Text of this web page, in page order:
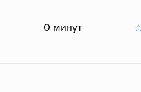
0 минут